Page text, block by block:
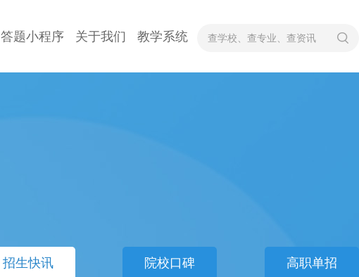
答题小程序 关于我们 教学系统
招生快讯 院校口碑 高职单招